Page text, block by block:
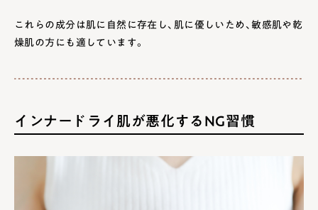
これらの成分は肌に自然に存在し、肌に優しいため、敏感肌や乾
燥肌の方にも適しています。
インナードライ肌が悪化するNG習慣